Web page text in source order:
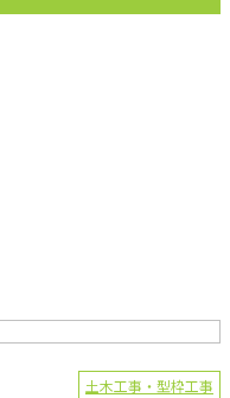
土木工事・型枠工事